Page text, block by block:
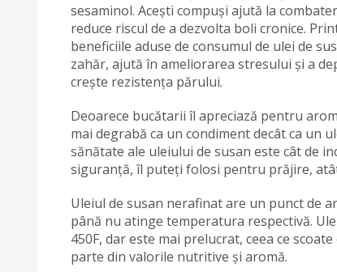
sesaminol. Acești compuși ajută la
reduce riscul de a dezvolta boli cronice.
beneficiile aduse de consumul de ulei de
zahăr, ajută în ameliorarea stresului și a
crește rezistența părului.
Deoarece bucătarii îl apreciază pentru
mai degrabă ca un condiment decât ca un
sănătate ale uleiului de susan este cât de
siguranță, îl puteți folosi pentru prăjire,
Uleiul de susan nerafinat are un punct de
până nu atinge temperatura respectivă.
450F, dar este mai prelucrat, ceea ce
parte din valorile nutritive și aromă.